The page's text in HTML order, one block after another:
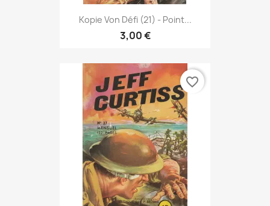
Kopie Von Défi (21) - Point...
3,00 €
favorite_border